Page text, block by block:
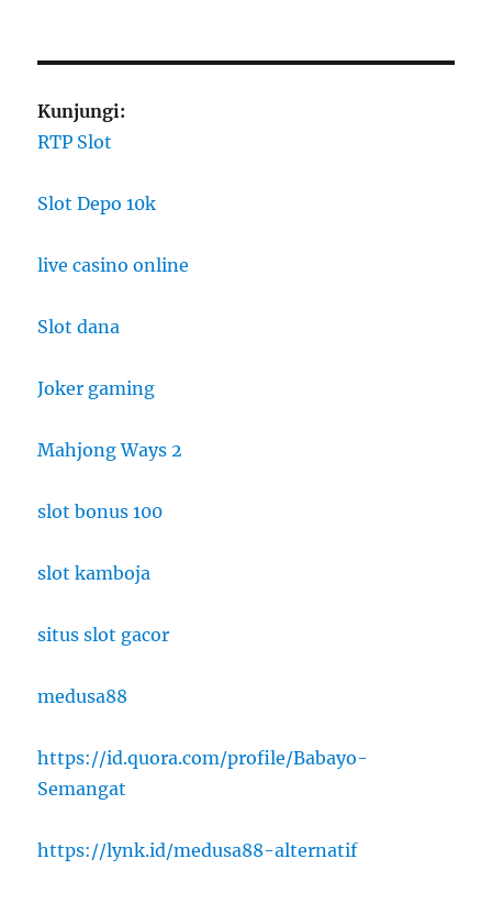
Kunjungi:
RTP Slot
Slot Depo 10k
live casino online
Slot dana
Joker gaming
Mahjong Ways 2
slot bonus 100
slot kamboja
situs slot gacor
medusa88
https://id.quora.com/profile/Babayo-
Semangat
https://lynk.id/medusa88-alternatif